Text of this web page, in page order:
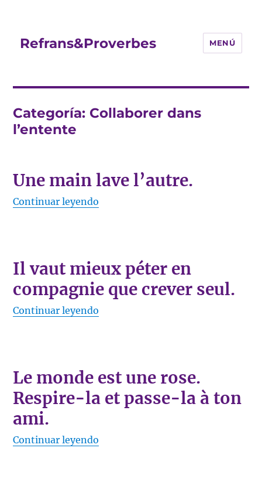
Refrans&Proverbes MENÚ
Categoría: Collaborer dans
l’entente
Une main lave l’autre.
Continuar leyendo
Il vaut mieux péter en
compagnie que crever seul.
Continuar leyendo
Le monde est une rose.
Respire-la et passe-la à ton
ami.
Continuar leyendo